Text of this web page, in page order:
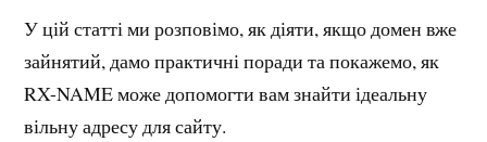
У цій статті ми розповімо, як діяти, якщо домен вже
зайнятий, дамо практичні поради та покажемо, як
RX-NAME може допомогти вам знайти ідеальну
вільну адресу для сайту.